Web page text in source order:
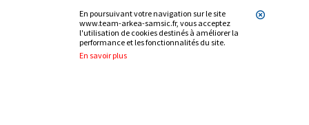
En poursuivant votre navigation sur le site
www.team-arkea-samsic.fr, vous acceptez
l'utilisation de cookies destinés à améliorer la
performance et les fonctionnalités du site.
En savoir plus